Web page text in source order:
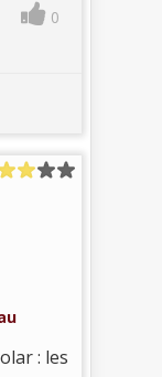
0
: les